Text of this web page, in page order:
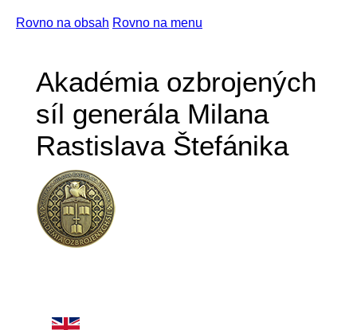
Rovno na obsah Rovno na menu
Akadémia ozbrojených
síl generála Milana
Rastislava Štefánika